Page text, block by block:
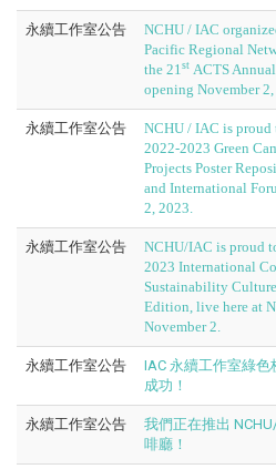
永續工作室公告
NCHU / IAC
Pacific Regional
the 21st ACTS
opening November
永續工作室公告
NCHU / IAC is proud
2022-2023 Green
Projects Poster
and International
2, 2023.
永續工作室公告
NCHU/IAC is proud
2023 International
Sustainability
Edition, live here at
November 2.
永續工作室公告
IAC 永續工作室綠
成功！
永續工作室公告
我們正在推出
啡廳！